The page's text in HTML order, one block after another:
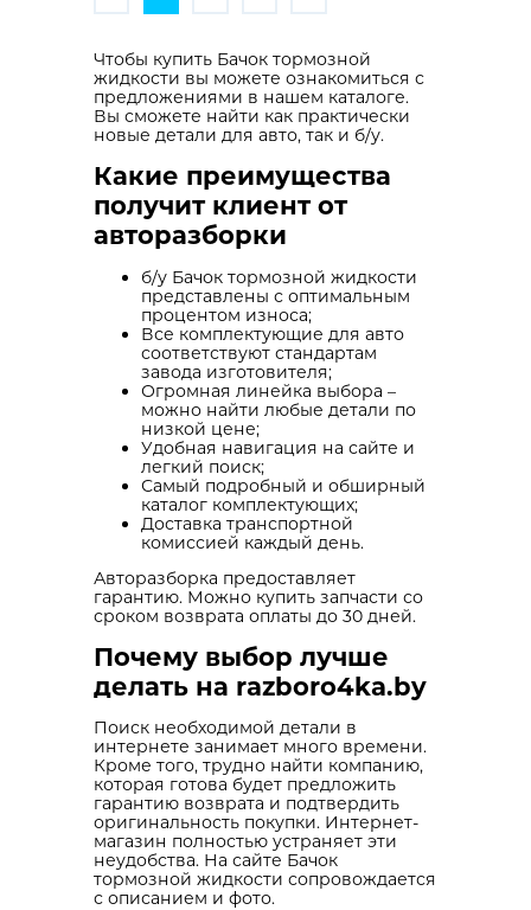
Чтобы купить Бачок тормозной
жидкости вы можете ознакомиться с
предложениями в нашем каталоге.
Вы сможете найти как практически
новые детали для авто, так и б/у.
Какие преимущества
получит клиент от
авторазборки
б/у Бачок тормозной жидкости
представлены с оптимальным
процентом износа;
Все комплектующие для авто
соответствуют стандартам
завода изготовителя;
Огромная линейка выбора –
можно найти любые детали по
низкой цене;
Удобная навигация на сайте и
легкий поиск;
Самый подробный и обширный
каталог комплектующих;
Доставка транспортной
комиссией каждый день.
Авторазборка предоставляет
гарантию. Можно купить запчасти со
сроком возврата оплаты до 30 дней.
Почему выбор лучше
делать на razboro4ka.by
Поиск необходимой детали в
интернете занимает много времени.
Кроме того, трудно найти компанию,
которая готова будет предложить
гарантию возврата и подтвердить
оригинальность покупки. Интернет-
магазин полностью устраняет эти
неудобства. На сайте Бачок
тормозной жидкости сопровождается
с описанием и фото.